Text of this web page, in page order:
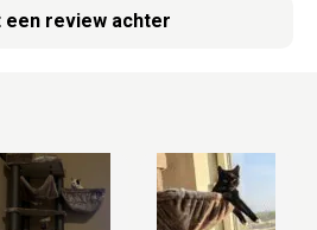
een review achter